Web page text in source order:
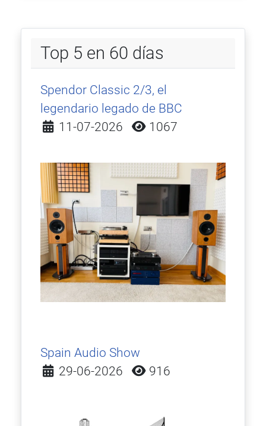
Top 5 en 60 días
Spendor Classic 2/3, el
legendario legado de BBC
Detalles
11-07-2026 1067
Spain Audio Show
Detalles
29-06-2026 916